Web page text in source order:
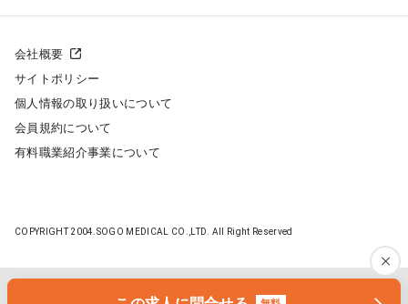
クリニックの開業スタイル
クリニック開業までの流れ
開業支援事例
医院開業セミナー
常勤求人検索
スポット求人検索
転職ノウハウ
採用をお考えの医療機関の方
会社概要
サイトポリシー
個人情報の取り扱いについて
会員規約について
有料職業紹介事業について
COPYRIGHT 2004.SOGO MEDICAL CO.,LTD. All Right Reserved